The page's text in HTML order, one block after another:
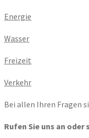
Energie
Wasser
Freizeit
Verkehr
Bei allen Ihren Fragen
Rufen Sie uns an oder